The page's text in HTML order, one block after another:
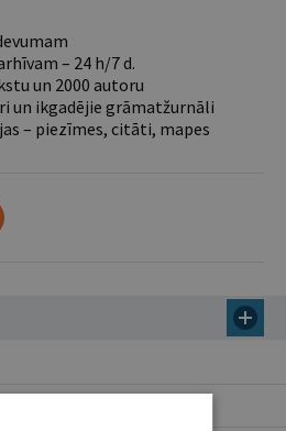
– 24 h/7 d.
un 2000 autoru
un ikgadējie grāmatžurnāli
– piezīmes, citāti, mapes